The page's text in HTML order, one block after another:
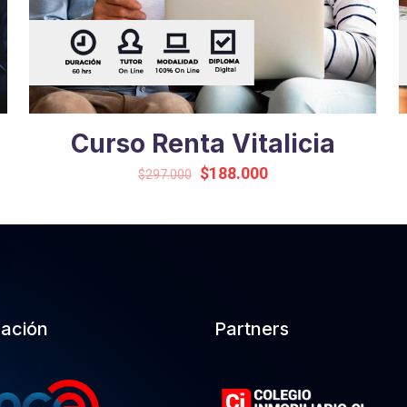
Curso Renta Vitalicia
$297.000 Original
$188.000Current
Partners